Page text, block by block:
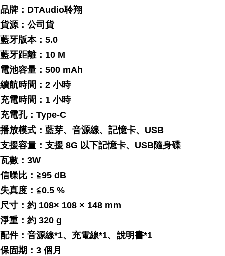
品牌：DTAudio聆翔
貨源：公司貨
藍牙版本：5.0
藍牙距離：10 M
電池容量：500 mAh
續航時間：2 小時
充電時間：1 小時
充電孔：Type-C
播放模式：藍芽、音源線、記憶卡、USB
支援容量：支援 8G 以下記憶卡、USB隨身碟
瓦數：3W
信噪比：≧95 dB
失真度：≦0.5 %
尺寸：約 108× 108 × 148 mm
淨重：約 320 g
配件：音源線*1、充電線*1、說明書*1
保固期：3 個月